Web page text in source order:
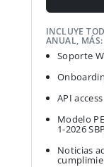
INCLUYE
ANUAL, MÁS:
Soporte
API access
Modelo
1-2026
Noticias